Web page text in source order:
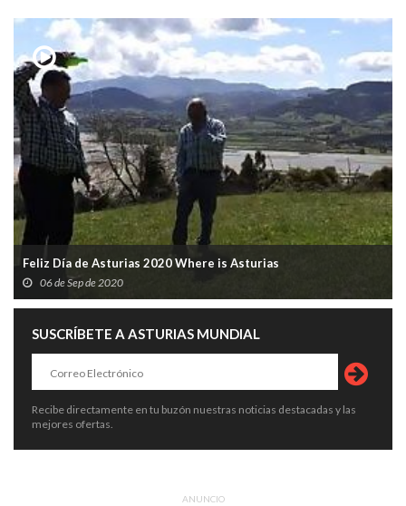
Feliz Día de Asturias 2020 Where is Asturias
06 de Sep de 2020
SUSCRÍBETE A ASTURIAS MUNDIAL
Recibe directamente en tu buzón nuestras noticias destacadas y las
mejores ofertas.
ANUNCIO